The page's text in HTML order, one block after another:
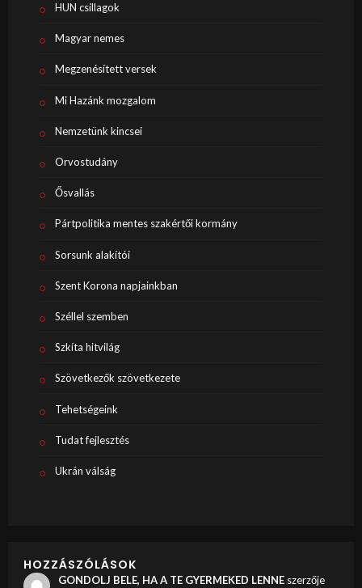
HUN csillagok
Magyar nemes
Megzenésített versek
Mi Hazánk mozgalom
Nemzetünk kincsei
Orvostudány
Ősvallás
Pártpolitika mentes szakértői kormány
Sorsunk alakítói
Szent Korona napjainkban
Széllel szemben
Szkíta hitvilág
Szövetkezők szövetkezete
Tehetségeink
Tudat fejlesztés
Ukrán válság
HOZZÁSZÓLÁSOK
GONDOLJ BELE, HA A TE GYERMEKED LENNEszerzője